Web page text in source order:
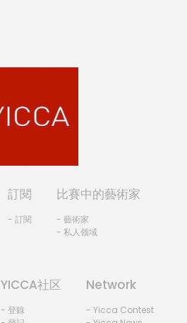
訂閱
- 訂閱
比賽中的藝術家
- 藝術家
- 私人领域
YICCA社区
- 登錄
Network
- Yicca Contest